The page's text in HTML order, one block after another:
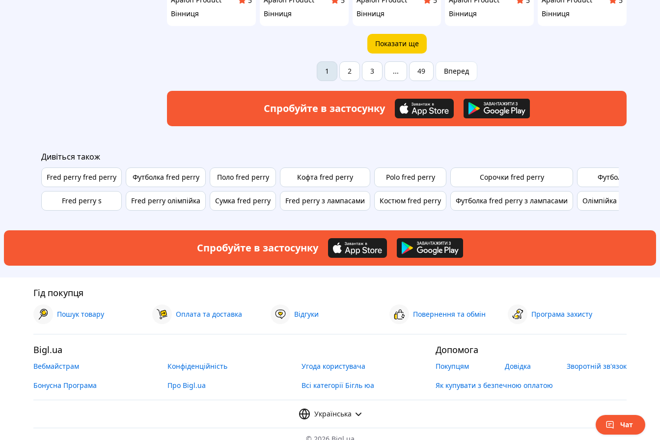
Вінниця
Вінниця
Вінниця
Вінниця
Вінниця
Показати ще
1 2 3 ... 49 Вперед
Спробуйте в застосунку
Дивіться також
Fred perry fred perry
Fred perry s
Футболка fred perry
Fred perry олімпійка
Поло fred perry
Сумка fred perry
Кофта fred perry
Fred perry з лампасами
Polo fred perry
Костюм fred perry
Сорочки fred perry
Футболка fred perry з лампасами
Футболка поло
Олімпійка fred perry
Спробуйте в застосунку
Гід покупця
Пошук товару Оплата та доставка Відгуки Повернення та обмін Програма захисту
Bigl.ua
Вебмайстрам Конфіденційність Угода користувача
Бонусна Програма Про Bigl.ua Всі категорії Бігль юа
Допомога
Покупцям Довідка Зворотній зв'язок
Як купувати з безпечною оплатою
Українська
Чат